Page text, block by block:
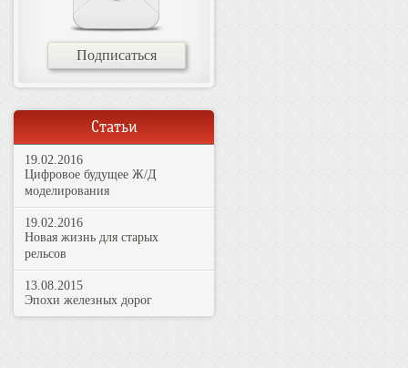
Подписаться
Статьи
19.02.2016
Цифровое будущее Ж/Д
моделирования
19.02.2016
Новая жизнь для старых
рельсов
13.08.2015
Эпохи железных дорог